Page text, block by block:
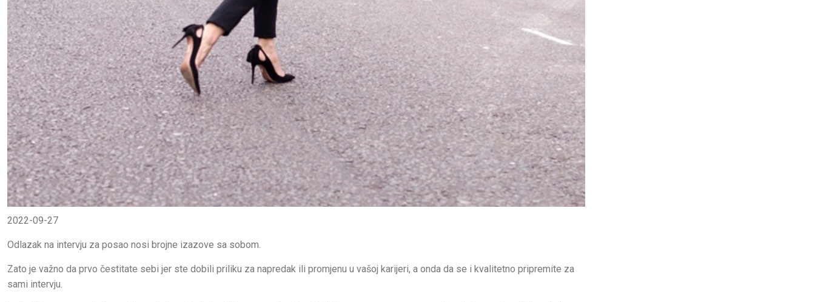
2022-09-27
Odlazak na intervju za posao nosi brojne izazove sa sobom.
Zato je važno da prvo čestitate sebi jer ste dobili priliku za napredak ili promjenu u vašoj karijeri, a onda da se i kvalitetno pripremite za
sami intervju.